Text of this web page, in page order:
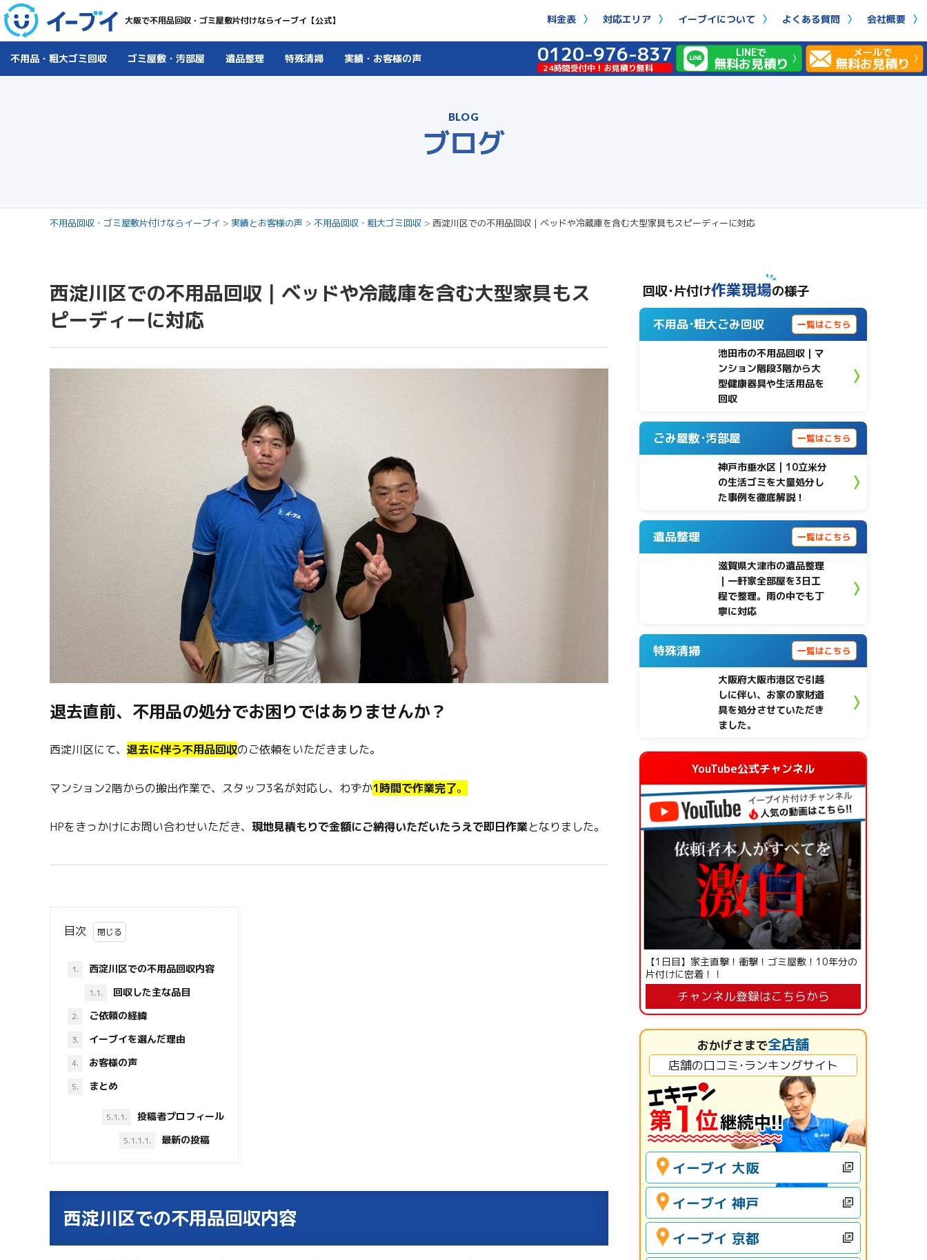
大阪で不用品回収・ゴミ屋敷片付けならイーブイ【公式】 料金表 対応エリア イーブイについて よくある質問 会社概要
不用品・粗大ゴミ回収 ゴミ屋敷・汚部屋 遺品整理 特殊清掃 実績・お客様の声 0120-976-837
24時間受付中！お見積り無料
LINEで
無料お見積り
メールで
無料お見積り
BLOG
ブログ
不用品回収・ゴミ屋敷片付けならイーブイ > 実績とお客様の声 > 不用品回収・粗大ゴミ回収 > 西淀川区での不用品回収｜ベッドや冷蔵庫を含む大型家具もスピーディーに対応
西淀川区での不用品回収｜ベッドや冷蔵庫を含む大型家具もス
ピーディーに対応
退去直前、不用品の処分でお困りではありませんか？
西淀川区にて、 退去に伴う不用品回収のご依頼をいただきました。
マンション2階からの搬出作業で、スタッフ3名が対応し、わずか1時間で作業完了。
HPをきっかけにお問い合わせいただき、 現地見積もりで金額にご納得いただいたうえで即日作業となりました。
目次
1. 西淀川区での不用品回収内容
1.1. 回収した主な品目
2. ご依頼の経緯
3. イーブイを選んだ理由
4. お客様の声
5. まとめ
5.1.1. 投稿者プロフィール
5.1.1.1. 最新の投稿
西淀川区での不用品回収内容
回収･片付け作業現場の様子
不用品･粗大ごみ回収 一覧はこちら
池田市の不用品回収｜マ
ンション階段3階から大
型健康器具や生活用品を
回収
ごみ屋敷･汚部屋 一覧はこちら
神戸市垂水区 | 10立米分
の生活ゴミを大量処分し
た事例を徹底解説！
遺品整理 一覧はこちら
滋賀県大津市の遺品整理
｜一軒家全部屋を3日工
程で整理。雨の中でも丁
寧に対応
特殊清掃 一覧はこちら
大阪府大阪市港区で引越
しに伴い、お家の家財道
具を処分させていただき
ました。
YouTube公式チャンネル
【1日目】家主直撃！衝撃！ゴミ屋敷！10年分の
片付けに密着！！
チャンネル登録はこちらから
おかげさまで全店舗
店舗の口コミ･ランキングサイト
イーブイ 大阪
イーブイ 神戸
イーブイ 京都